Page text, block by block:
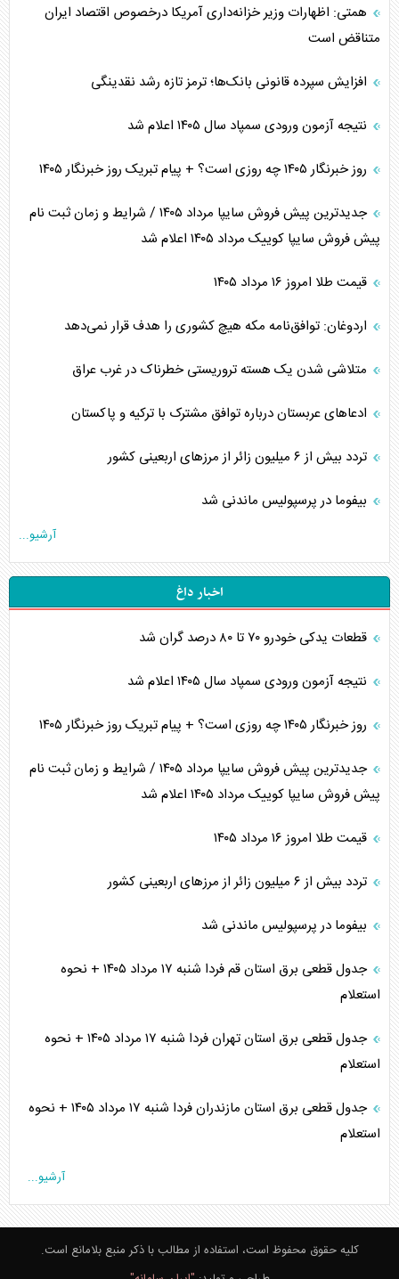
همتی: اظهارات وزیر خزانه‌داری آمریکا درخصوص اقتصاد ایران
متناقض است
افزایش سپرده قانونی بانک‌ها؛ ترمز تازه رشد نقدینگی
نتیجه آزمون ورودی سمپاد سال ۱۴۰۵ اعلام شد
روز خبرنگار ۱۴۰۵ چه روزی است؟ + پیام تبریک روز خبرنگار ۱۴۰۵
جدیدترین پیش فروش سایپا مرداد ۱۴۰۵ / شرایط و زمان ثبت نام
پیش فروش سایپا کوییک مرداد ۱۴۰۵ اعلام شد
قیمت طلا امروز ۱۶ مرداد ۱۴۰۵
اردوغان: توافق‌نامه مکه هیچ کشوری را هدف قرار نمی‌دهد
متلاشی شدن یک هسته تروریستی خطرناک در غرب عراق
ادعاهای عربستان درباره توافق مشترک با ترکیه و پاکستان
تردد بیش از ۶ میلیون زائر از مرزهای اربعینی کشور
بیفوما در پرسپولیس ماندنی شد
آرشیو...
اخبار داغ
قطعات یدکی خودرو ۷۰ تا ۸۰ درصد گران شد
نتیجه آزمون ورودی سمپاد سال ۱۴۰۵ اعلام شد
روز خبرنگار ۱۴۰۵ چه روزی است؟ + پیام تبریک روز خبرنگار ۱۴۰۵
جدیدترین پیش فروش سایپا مرداد ۱۴۰۵ / شرایط و زمان ثبت نام
پیش فروش سایپا کوییک مرداد ۱۴۰۵ اعلام شد
قیمت طلا امروز ۱۶ مرداد ۱۴۰۵
تردد بیش از ۶ میلیون زائر از مرزهای اربعینی کشور
بیفوما در پرسپولیس ماندنی شد
جدول قطعی برق استان قم فردا شنبه ۱۷ مرداد ۱۴۰۵ + نحوه
استعلام
جدول قطعی برق استان تهران فردا شنبه ۱۷ مرداد ۱۴۰۵ + نحوه
استعلام
جدول قطعی برق استان مازندران فردا شنبه ۱۷ مرداد ۱۴۰۵ + نحوه
استعلام
آرشیو...
کلیه حقوق محفوظ است، استفاده از مطالب با ذکر منبع بلامانع است.